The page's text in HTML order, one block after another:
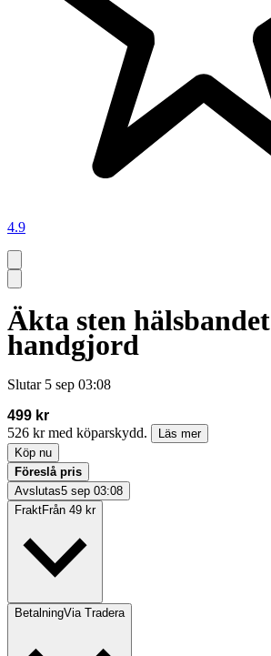
4.9
Äkta sten hälsbandet
handgjord
Slutar 5 sep 03:08
499 kr
526 kr med köparskydd.
Läs mer
Köp nu
Föreslå pris
Avslutas5 sep 03:08
FraktFrån 49 kr
BetalningVia Tradera